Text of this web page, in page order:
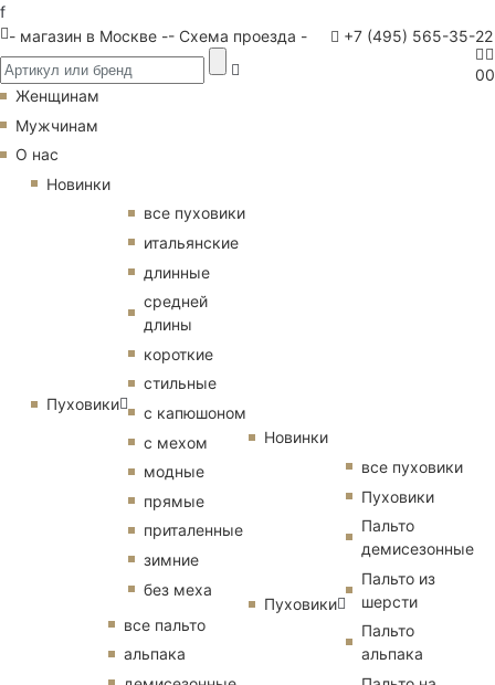
f
- магазин в Москве -- Схема проезда - +7 (495) 565-35-22
00
Женщинам
Мужчинам
О нас
Новинки
Пуховики
все пуховики
итальянские
длинные
средней
длины
короткие
стильные
с капюшоном
с мехом
модные
прямые
приталенные
зимние
без меха
все пальто
альпака
Новинки
Пуховики
все пуховики
Пуховики
Пальто
демисезонные
Пальто из
шерсти
Пальто
альпака